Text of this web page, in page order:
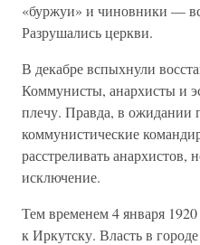
«буржуи» и чиновники —
Разрушались церкви.
В декабре вспыхнули
Коммунисты, анархисты и
плечу. Правда, в
коммунистические
расстреливать анархистов,
исключение.
Тем временем 4 января
к Иркутску. Власть в